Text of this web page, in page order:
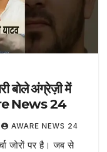
बोले अंग्रेज़ी में
News 24
AWARE NEWS 24
जोरों पर है। जब से